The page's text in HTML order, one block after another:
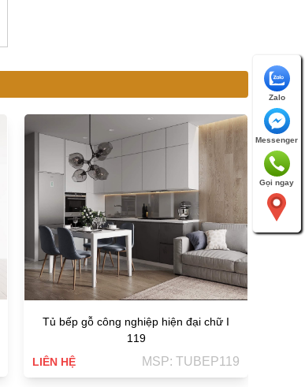
Tủ bếp gỗ công nghiệp hiện đại chữ I
119
LIÊN HỆ
MSP: TUBEP119
Tủ
LIÊN
Zalo
Messenger
Gọi ngay